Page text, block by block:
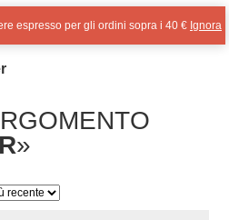
espresso per gli ordini sopra i 40 € Ignora
»